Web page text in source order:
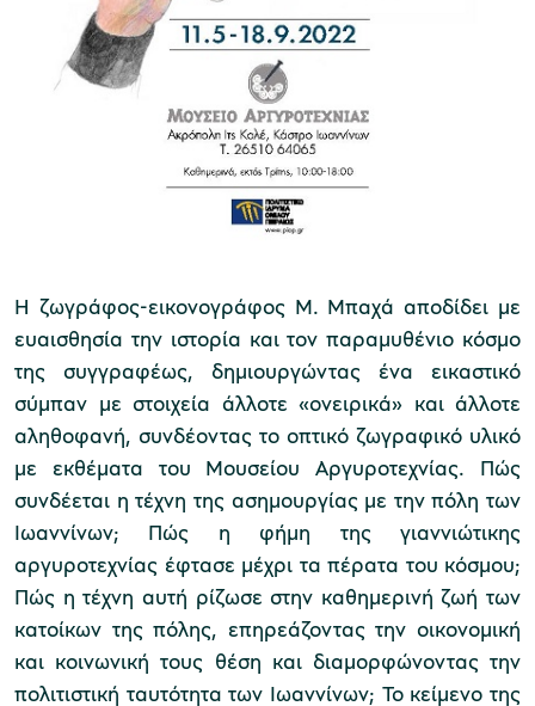
ομάδες
προγράμματα
εισιτήρια
Η ζωγράφος-εικονογράφος Μ. Μπαχά αποδίδει με
ευαισθησία την ιστορία και τον παραμυθένιο κόσμο
της συγγραφέως, δημιουργώντας ένα εικαστικό
σύμπαν με στοιχεία άλλοτε «ονειρικά» και άλλοτε
αληθοφανή, συνδέοντας το οπτικό ζωγραφικό υλικό
με εκθέματα του Μουσείου Αργυροτεχνίας. Πώς
συνδέεται η τέχνη της ασημουργίας με την πόλη των
Ιωαννίνων; Πώς η φήμη της γιαννιώτικης
αργυροτεχνίας έφτασε μέχρι τα πέρατα του κόσμου;
Πώς η τέχνη αυτή ρίζωσε στην καθημερινή ζωή των
κατοίκων της πόλης, επηρεάζοντας την οικονομική
και κοινωνική τους θέση και διαμορφώνοντας την
πολιτιστική ταυτότητα των Ιωαννίνων; Το κείμενο της